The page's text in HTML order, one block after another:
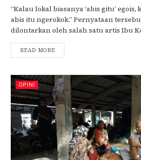
“Kalau lokal biasanya ‘abis gitu’ egois,
abis itu ngerokok.” Pernyataan
dilontarkan oleh salah satu artis Ibu
READ MORE
OPINI